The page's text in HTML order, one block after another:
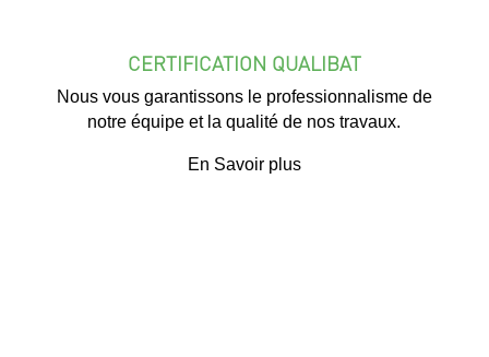
CERTIFICATION QUALIBAT
Nous vous garantissons le professionnalisme de
notre équipe et la qualité de nos travaux.
En Savoir plus